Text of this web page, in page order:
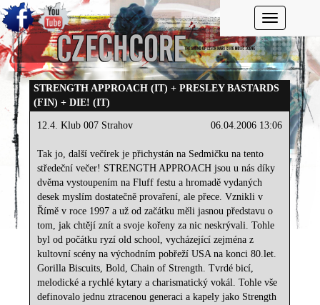
Toggle
STRENGTH APPROACH (IT) + PRESLEY BASTARDS
(FIN) + DIE! (IT)
06.04.2006 13:06
12.4. Klub 007 Strahov
Tak jo, další večírek je přichystán na Sedmičku na tento
středeční večer! STRENGTH APPROACH jsou u nás díky
dvěma vystoupením na Fluff festu a hromadě vydaných
desek myslím dostatečně provaření, ale přece. Vznikli v
Římě v roce 1997 a už od začátku měli jasnou představu o
tom, jak chtějí znít a svoje kořeny za nic neskrývali. Tohle
byl od počátku ryzí old school, vycházející zejména z
kultovní scény na východním pobřeží USA na konci 80.let.
Gorilla Biscuits, Bold, Chain of Strength. Tvrdé bicí,
melodické a rychlé kytary a charismatický vokál. Tohle vše
definovalo jednu ztracenou generaci a kapely jako Strength